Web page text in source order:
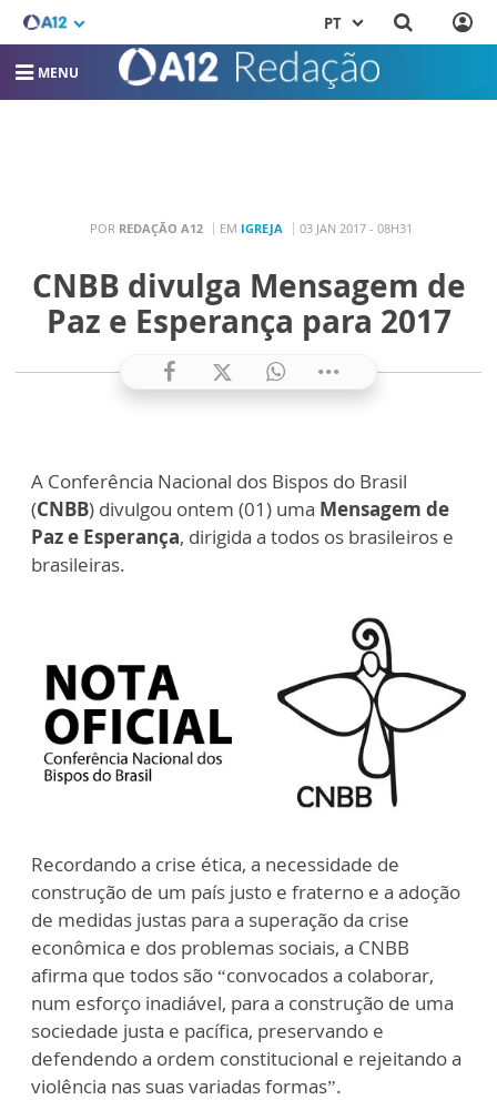
PT
MENU
POR REDAÇÃO A12 EM IGREJA 03 JAN 2017 - 08H31
CNBB divulga Mensagem de
Paz e Esperança para 2017
A Conferência Nacional dos Bispos do Brasil
(CNBB) divulgou ontem (01) uma Mensagem de
Paz e Esperança, dirigida a todos os brasileiros e
brasileiras.
Recordando a crise ética, a necessidade de
construção de um país justo e fraterno e a adoção
de medidas justas para a superação da crise
econômica e dos problemas sociais, a CNBB
afirma que todos são “convocados a colaborar,
num esforço inadiável, para a construção de uma
sociedade justa e pacífica, preservando e
defendendo a ordem constitucional e rejeitando a
violência nas suas variadas formas”.